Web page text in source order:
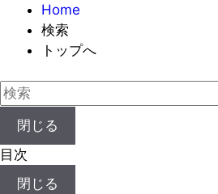
Home
検索
トップへ
閉じる
目次
閉じる